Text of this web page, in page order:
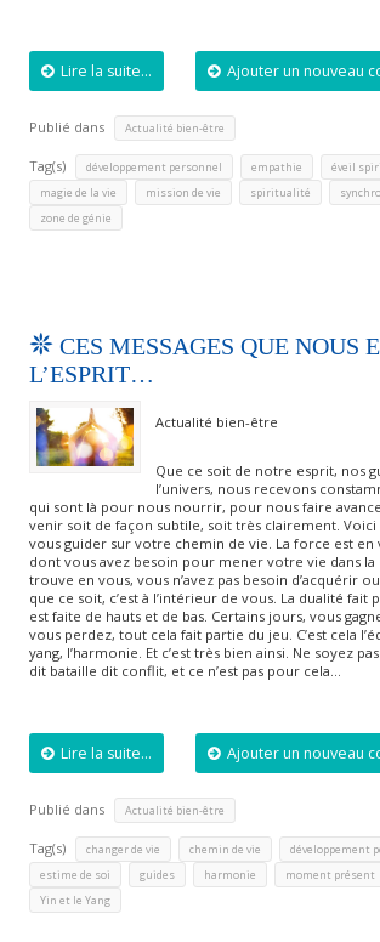
Lire la suite... Ajouter un nouveau
Publié dans Actualité bien-être
Tag(s) développement personnel empathie éveil
magie de la vie mission de vie spiritualité
zone de génie
CES MESSAGES QUE NOUS
L’ESPRIT…
Actualité bien-être
Que ce soit de notre esprit, nos
l’univers, nous recevons
qui sont là pour nous nourrir, pour nous faire
venir soit de façon subtile, soit très clairement. Voici
vous guider sur votre chemin de vie. La force est en
dont vous avez besoin pour mener votre vie dans
trouve en vous, vous n’avez pas besoin d’acquérir
que ce soit, c’est à l’intérieur de vous. La dualité fait
est faite de hauts et de bas. Certains jours, vous
vous perdez, tout cela fait partie du jeu. C’est cela
yang, l’harmonie. Et c’est très bien ainsi. Ne soyez
dit bataille dit conflit, et ce n’est pas pour cela…
Lire la suite... Ajouter un nouveau
Publié dans Actualité bien-être
Tag(s) changer de vie chemin de vie développement
estime de soi guides harmonie moment présent
Yin et le Yang